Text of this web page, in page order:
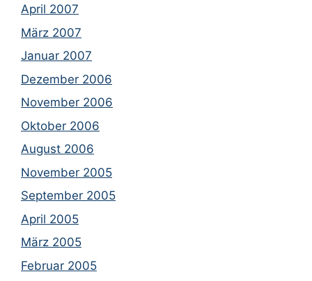
April 2007
März 2007
Januar 2007
Dezember 2006
November 2006
Oktober 2006
August 2006
November 2005
September 2005
April 2005
März 2005
Februar 2005